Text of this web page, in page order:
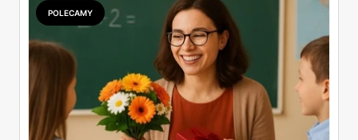
dla nas wszystkich?
POLECAMY